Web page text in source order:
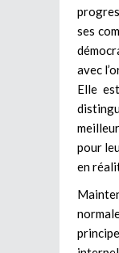
ses
avec
Elle
pour
en